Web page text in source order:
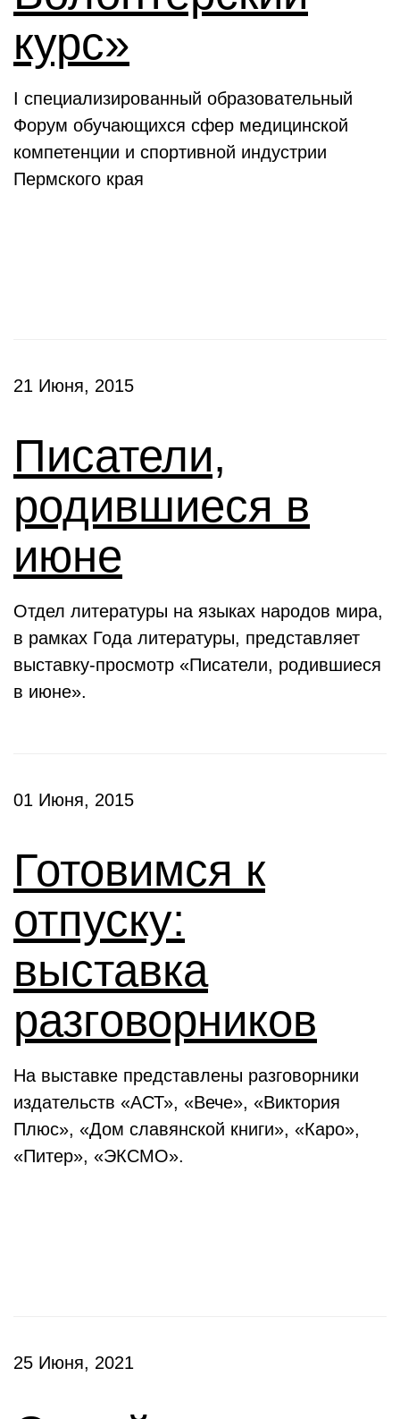
курс»
I специализированный образовательный
Форум обучающихся сфер медицинской
компетенции и спортивной индустрии
Пермского края
21 Июня, 2015
Писатели,
родившиеся в
июне
Отдел литературы на языках народов мира,
в рамках Года литературы, представляет
выставку-просмотр «Писатели, родившиеся
в июне».
01 Июня, 2015
Готовимся к
отпуску:
выставка
разговорников
На выставке представлены разговорники
издательств «АСТ», «Вече», «Виктория
Плюс», «Дом славянской книги», «Каро»,
«Питер», «ЭКСМО».
25 Июня, 2021